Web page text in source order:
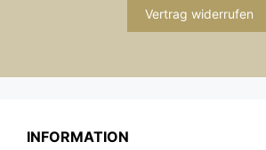
Vertrag widerrufen
INFORMATION